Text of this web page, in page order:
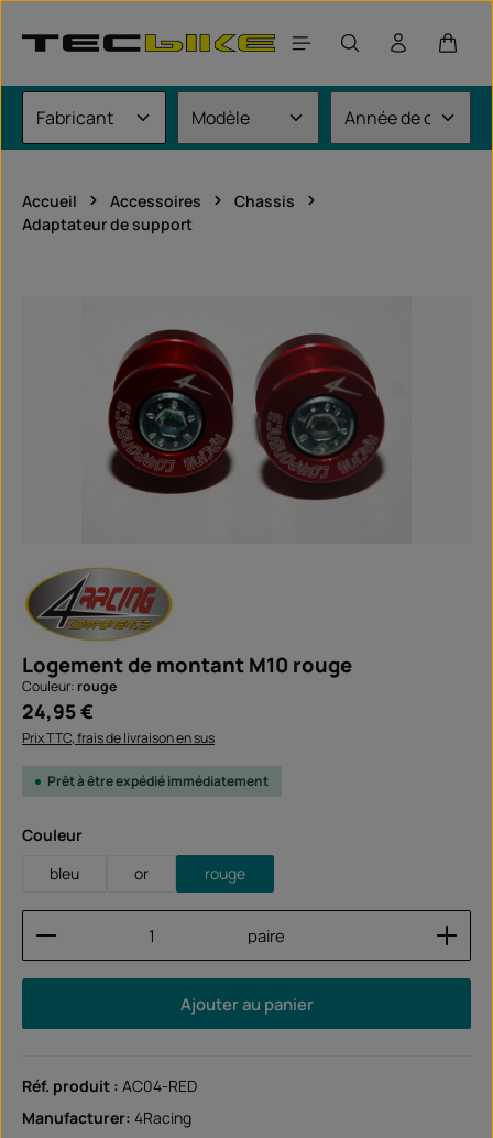
Le
Accueil Accessoires
Chassis
Adaptateur de support
Logement de montant M10 rouge
Couleur: rouge
Prix régulier :
24,95 €
Prix TTC, frais de livraison en sus
Prêt à être expédié immédiatement
Sélectionnez
Couleur
bleu
or rouge
Quantité de produit : Entrez la quantité
paire
Ajouter au panier
Réf. produit : AC04-RED
Manufacturer: 4Racing